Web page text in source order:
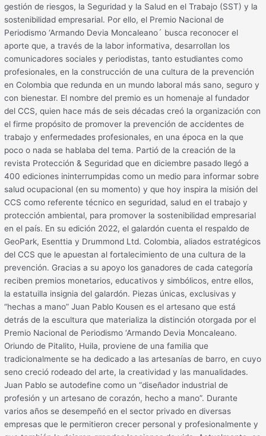
gestión de riesgos, la Seguridad y la Salud en el Trabajo (SST) y la
sostenibilidad empresarial. Por ello, el Premio Nacional de
Periodismo ‘Armando Devia Moncaleano´ busca reconocer el
aporte que, a través de la labor informativa, desarrollan los
comunicadores sociales y periodistas, tanto estudiantes como
profesionales, en la construcción de una cultura de la prevención
en Colombia que redunda en un mundo laboral más sano, seguro y
con bienestar. El nombre del premio es un homenaje al fundador
del CCS, quien hace más de seis décadas creó la organización con
el firme propósito de promover la prevención de accidentes de
trabajo y enfermedades profesionales, en una época en la que
poco o nada se hablaba del tema. Partió de la creación de la
revista Protección & Seguridad que en diciembre pasado llegó a
400 ediciones ininterrumpidas como un medio para informar sobre
salud ocupacional (en su momento) y que hoy inspira la misión del
CCS como referente técnico en seguridad, salud en el trabajo y
protección ambiental, para promover la sostenibilidad empresarial
en el país. En su edición 2022, el galardón cuenta el respaldo de
GeoPark, Esenttia y Drummond Ltd. Colombia, aliados estratégicos
del CCS que le apuestan al fortalecimiento de una cultura de la
prevención. Gracias a su apoyo los ganadores de cada categoría
reciben premios monetarios, educativos y simbólicos, entre ellos,
la estatuilla insignia del galardón. Piezas únicas, exclusivas y
“hechas a mano” Juan Pablo Kousen es el artesano que está
detrás de la escultura que materializa la distinción otorgada por el
Premio Nacional de Periodismo ‘Armando Devia Moncaleano.
Oriundo de Pitalito, Huila, proviene de una familia que
tradicionalmente se ha dedicado a las artesanías de barro, en cuyo
seno creció rodeado del arte, la creatividad y las manualidades.
Juan Pablo se autodefine como un “diseñador industrial de
profesión y un artesano de corazón, hecho a mano”. Durante
varios años se desempeñó en el sector privado en diversas
empresas que le permitieron crecer personal y profesionalmente y